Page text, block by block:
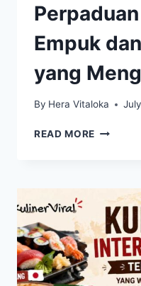
Empuk
yang
By Hera Vitaloka
READ MORE TACO
DAGING
EMPUK
DAN
KUAH
GURIH